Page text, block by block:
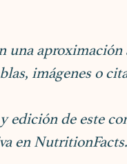
una aproximación
imágenes o
edición de este
en